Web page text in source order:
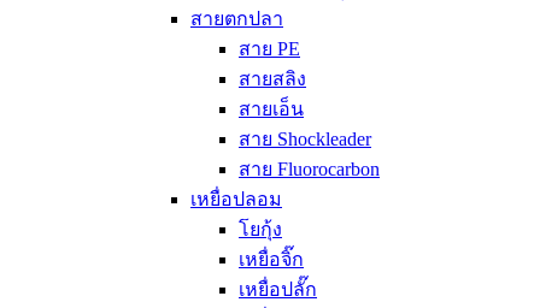
สายตกปลา
สาย PE
สายสลิง
สายเอ็น
สาย Shockleader
สาย Fluorocarbon
เหยื่อปลอม
โยกุ้ง
เหยื่อจิ๊ก
เหยื่อปลั๊ก